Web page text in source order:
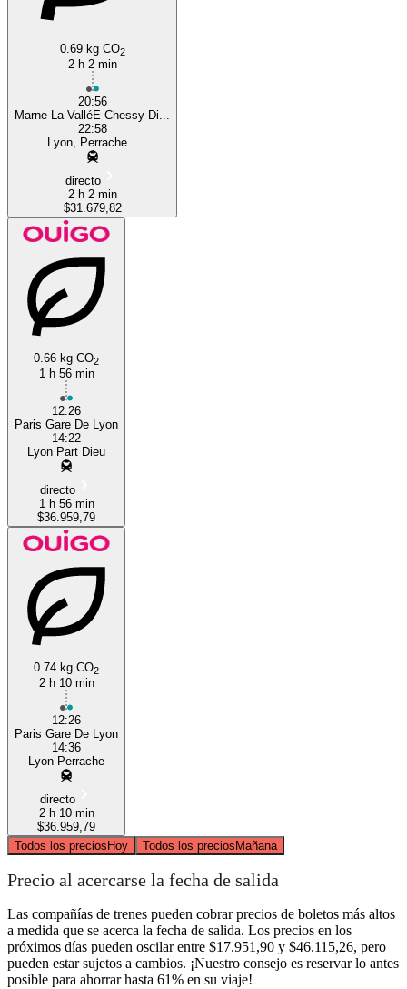
0.69 kg CO2
2 h 2 min
20:56
Marne-La-ValléE Chessy Di...
22:58
Lyon, Perrache...
directo
2 h 2 min
$31.679,82
0.66 kg CO2
1 h 56 min
12:26
Paris Gare De Lyon
14:22
Lyon Part Dieu
directo
1 h 56 min
$36.959,79
0.74 kg CO2
2 h 10 min
12:26
Paris Gare De Lyon
14:36
Lyon-Perrache
directo
2 h 10 min
$36.959,79
Todos los preciosHoy Todos los preciosMañana
Precio al acercarse la fecha de salida
Las compañías de trenes pueden cobrar precios de boletos más altos
a medida que se acerca la fecha de salida. Los precios en los
próximos días pueden oscilar entre $17.951,90 y $46.115,26, pero
pueden estar sujetos a cambios. ¡Nuestro consejo es reservar lo antes
posible para ahorrar hasta 61% en su viaje!